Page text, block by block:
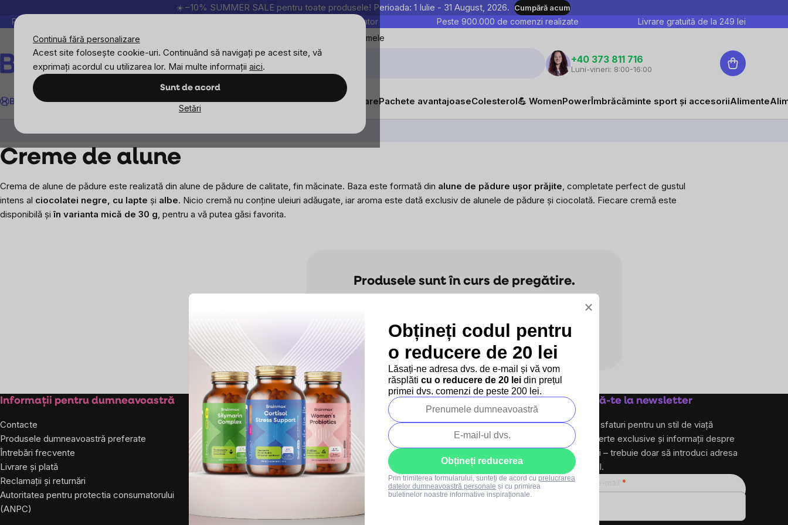
Continuă fără personalizare
Acest site folosește cookie-uri. Continuând să navigați pe acest site, vă
exprimați acordul cu utilizarea lor. Mai multe informații aici.
Sunt de acord
Setări
☀️−10% SUMMER SALE pentru toate produsele! Perioada: 1 Iulie - 31 August, 2026. Cumpără acum
Peste 200.000 de recenzii verificate Produsele noastre sunt testate în laborator Peste 900.000 de comenzi realizate Livrare gratuită de la 249 lei
Favoritele mele
Căutare
+40 373 811 716
Luni-vineri: 8:00-16:00
Coş
de
BrainMax
SportImunitateFemeiBărbațiCopiiObiectiveNoutățiSuplimente alimentarePachete avantajoaseColesterol💪 WomenPowerÎmbrăcăminte sport și accesoriiAlimente
Creme de alune
Crema de alune de pădure este realizată din alune de pădure de calitate, fin măcinate. Baza este formată din alune de pădure ușor prăjite, completate perfect de gustul
intens al ciocolatei negre, cu lapte și albe. Nicio cremă nu conține uleiuri adăugate, iar aroma este dată exclusiv de alunele de pădure și ciocolată. Fiecare cremă este
disponibilă șiîn varianta mică de 30 g, pentru a vă putea găsi favorita.
Produsele sunt în curs de pregătire.
Inapoi în magazin
Subsol
Informații pentru dumneavoastră
Contacte
Produsele dumneavoastră preferate
Întrebări frecvente
Livrare și plată
Reclamații și returnări
Autoritatea pentru protectia consumatorului
(ANPC)
Despre companie
Despre noi
Proiectele noastre
Blog
Regulament oferte
Regulament SUMMER
SALE
Persoană de
contact
+40 373 811 716
Luni-vineri: 8:00-16:00
Abonează-te la newsletter
și primește sfaturi pentru un stil de viață
sănătos, oferte exclusive și informații despre
produse noi – trebuie doar să introduci adresa
ta de e-mail.
Adresă de e-mail
×
Obțineți codul pentru
o reducere de 20 lei
Lăsați-ne adresa dvs. de e-mail și vă vom
răsplăti cu o reducere de 20 lei din prețul
primei dvs. comenzi de peste 200 lei.
Obțineți reducerea
Prin trimiterea formularului, sunteți de acord cu prelucrarea
datelor dumneavoastră personale și cu primirea
buletinelor noastre informative inspiraționale.